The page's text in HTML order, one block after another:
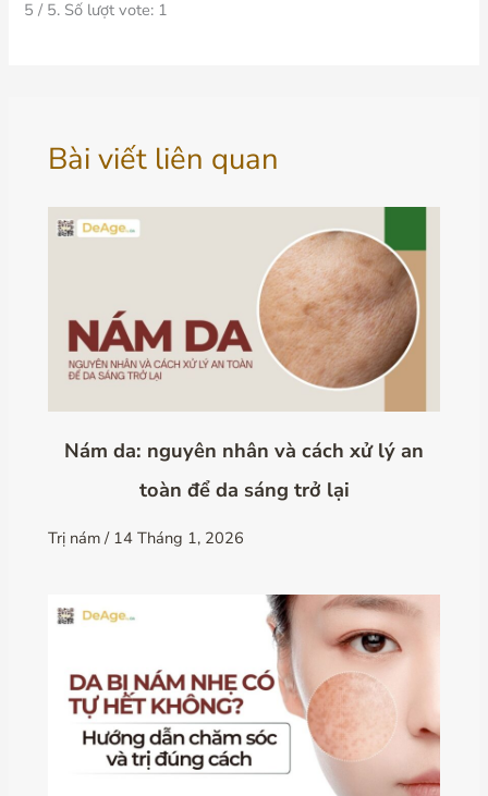
5 / 5. Số lượt vote: 1
Bài viết liên quan
Nám da: nguyên nhân và cách xử lý an
toàn để da sáng trở lại
Trị nám / 14 Tháng 1, 2026